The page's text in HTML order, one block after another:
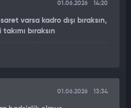
01.06.2026 14:20
varsa kadro dışı bıraksın,
bıraksın
01.06.2026 13:34